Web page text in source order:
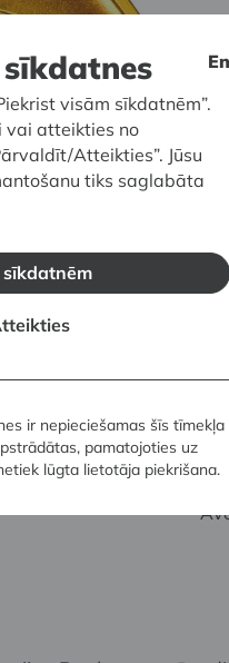
Plastiskais
monēta.
En
visām sīkdatnēm”.
vai atteikties no
Atteikties”. Jūsu
tiks saglabāta
ir nepieciešamas šīs tīmekļa
pamatojoties uz
lūgta lietotāja piekrišana.